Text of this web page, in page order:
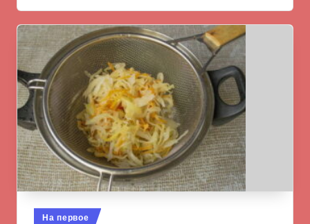
Опубликовано
На первое